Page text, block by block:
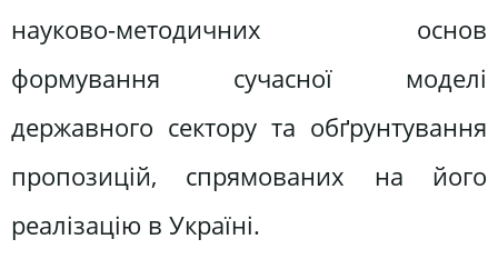
науково-методичних основ
формування сучасної моделі
державного сектору та обґрунтування
пропозицій, спрямованих на його
реалізацію в Україні.